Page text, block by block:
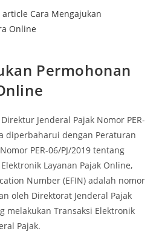
Permohonan
Jenderal Pajak Nomor PER-
diperbaharui dengan Peraturan
PER-06/PJ/2019 tentang
Layanan Pajak Online,
Number (EFIN) adalah nomor
oleh Direktorat Jenderal Pajak
melakukan Transaksi Elektronik
Pajak.